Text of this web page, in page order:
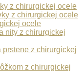
z chirurgickej ocele
z chirurgickej ocele
ocele
nity z chirurgickej
prstene z chirurgickej
z chirurgickej